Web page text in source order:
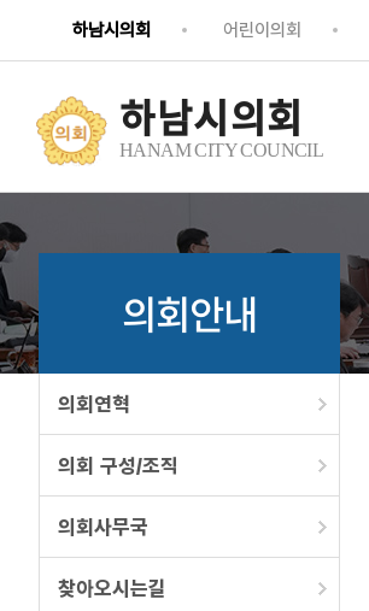
하남시의회
HANAM CITY COUNCIL
하남시의회 어린이의회
의회안내
의회연혁
의회 구성/조직
의회사무국
찾아오시는길